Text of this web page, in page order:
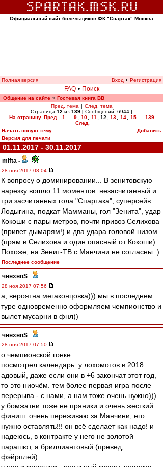
Официальный сайт болельщиков ФК "Спартак" Москва
Полная версия Вход • Регистрация
FAQ • Поиск
Общение на сайте » Гостевая книга ВВ
Пред. тема | След. тема
Страница 12 из 139 [ Сообщений: 6944 ]
На страницу Пред. 1 9 10 11 12 13 14 15
139
След.
Начать новую тему
Добавить
Версия для печати
01.11.2017 - 30.11.2017
mifta -
28 ноя 2017 08:04
К вопросу о доминировании... В зенитовскую
нарезку вошло 11 моментов: незасчитанный и
три засчитанных гола "Спартака", суперсейв
Лодыгина, подкат Мамманы, гол "Зенита", удар
Кокоши с пары метров, почти привоз Селихова
(привет дымарям!) и два удара головой низом
(прям в Селихова и один опасный от Кокоши).
Похоже, на Зенит-ТВ с Манчини не согласны :)
Последнее сообщение
чннхнпS -
28 ноя 2017 07:56
а, вероятна мегаконцовка))) мы в последнем
туре одновременно оформляем чемпионство и
вылет мусарни в фнл))
чннхнпS -
28 ноя 2017 07:50
о чемпионской гонке.
посмотрел календарь. у лохомотов в 2018
адовый, даже если они в +6 закончат этот год,
то это ниочём. тем более первая игра после
перерыва - с нами, а нам тоже очень нужно)))
у бомжатни тоже не пряники и очень жесткий
финиш. очень переживаю за Манчини, его
нужно оставлять!!! он всё сделает как надо! и
надеюсь, в контракте у него не золотой
парашют, а бриллиантовый (превед,
фэйрплей).